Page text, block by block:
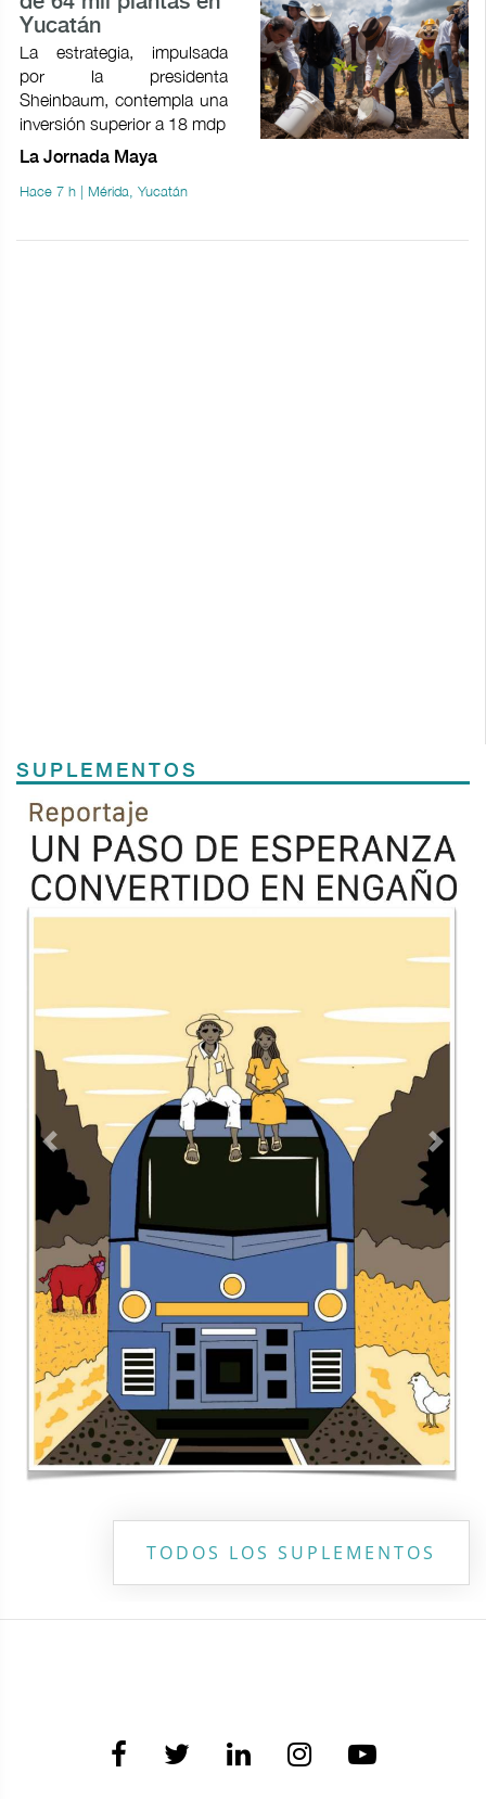
Yucatán
La estrategia, impulsada
por la presidenta
Sheinbaum, contempla una
inversión superior a 18 mdp
La Jornada Maya
Hace 7 h | Mérida, Yucatán
SUPLEMENTOS
Previous
TODOS LOS SUPLEMENTOS
Contacto Directorio Aviso de privacidad
Copyright ©2026 Todos los derechos reservados | La Jornada
Maya